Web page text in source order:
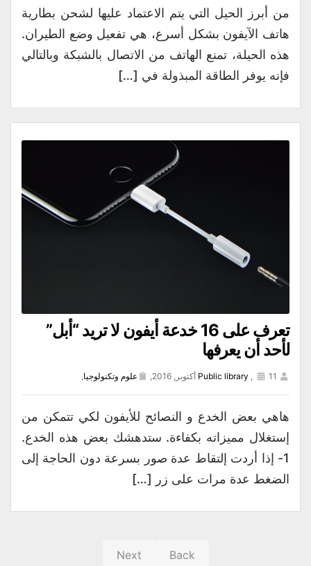
من أبرز الحيل التي يتم الاعتماد عليها لشحن بطارية
هاتف الآيفون بشكل أسرع، هي تفعيل وضع الطيران.
هذه الحيلة، تمنع الهاتف من الاتصال بالشبكة وبالتالي
فإنه يوفر الطاقة المبذولة في […]
تعرف على 16 خدعة أيفون لا تريد “أبل”
لأحد أن يعرفها
Public library , 11 أكتوبر, 2016, علوم وتكنولوجيا,
هاهي بعض الخدع و النصائح للأيفون لكي تتمكن من
إستغلال مميزاته بكفاءة. ستدهشك بعض هذه الخدع.
1- إذا أردت إلتقاط عدة صور بسرعة دون الحاجة إلى
الضغط عدة مرات على زر […]
Back
Next